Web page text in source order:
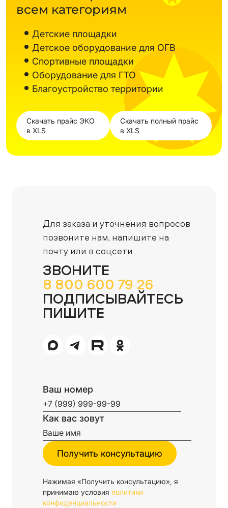
всем категориям
Детские площадки
Детское оборудование для ОГВ
Спортивные площадки
Оборудование для ГТО
Благоустройство территории
Скачать прайс ЭКО
в XLS
Скачать полный прайс
в XLS
Для заказа и уточнения вопросов
позвоните нам, напишите на
почту или в соцсети
ЗВОНИТЕ
8 800 600 79 26
ПОДПИСЫВАЙТЕСЬ
ПИШИТЕ
Ваш номер
Как вас зовут
Нажимая «Получить консультацию», я
принимаю условия политики
конфиденциальности